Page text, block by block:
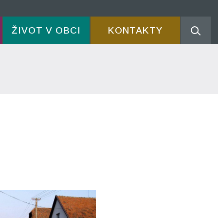
ŽIVOT V OBCI KONTAKTY